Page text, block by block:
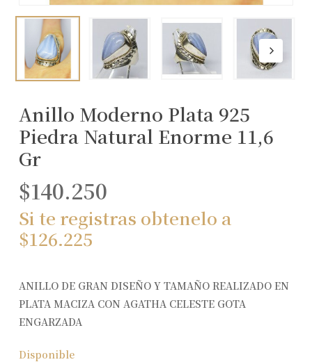
Anillo Moderno Plata 925
Piedra Natural Enorme 11,6
Gr
$140.250
Si te registras obtenelo a
$126.225
ANILLO DE GRAN DISEÑO Y TAMAÑO REALIZADO EN
PLATA MACIZA CON AGATHA CELESTE GOTA
ENGARZADA
Disponible